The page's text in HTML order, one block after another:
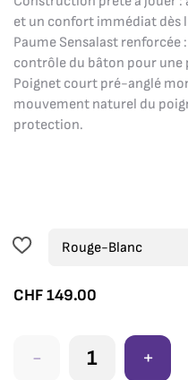
et un confort immédiat dès
Paume Sensalast
contrôle du bâton pour une
Poignet court pré-anglé
mouvement naturel du
protection.
CHF149.00
- +